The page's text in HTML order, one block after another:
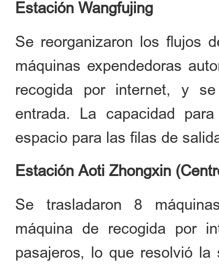
Estación Wangfujing
Se reorganizaron los flujos
máquinas expendedoras
recogida por internet, y
entrada. La capacidad
espacio para las filas de
Estación Aoti Zhongxin
Se trasladaron 8
máquina de recogida por
pasajeros, lo que resolvió